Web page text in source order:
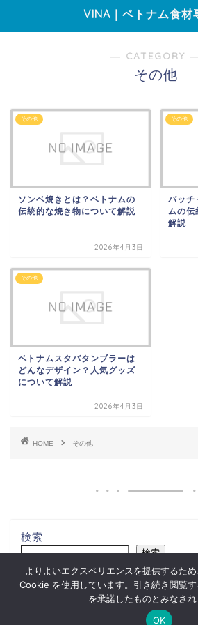
VINA｜ベトナム食材
― CATEGORY
その他
その他
ソンベ焼きとは？ベトナムの
伝統的な焼き物について解説
2026年4月3日
その他
バッチ
ムの伝
解説
その他
ベトナムスタバタンブラーは
どんなデザイン？人気グッズ
について解説
2026年4月3日
HOME その他
検索
検索
よりよいエクスペリエンスを提供するた
Cookie を使用しています。引き続き閲覧
を承諾したものとみなされ
OK